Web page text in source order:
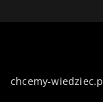
chcemy-